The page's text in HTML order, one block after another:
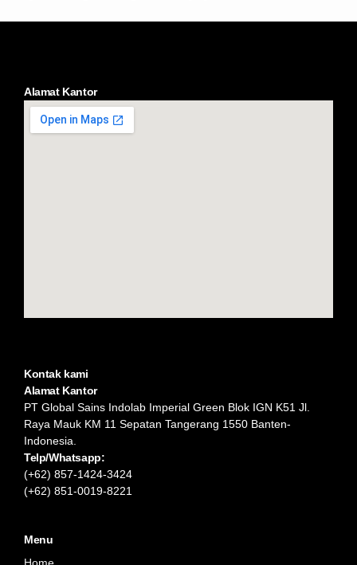
Alamat Kantor
Kontak kami
Alamat Kantor
PT Global Sains Indolab Imperial Green Blok IGN K51 Jl.
Raya Mauk KM 11 Sepatan Tangerang 1550 Banten-
Indonesia.
Telp/Whatsapp:
(+62) 857-1424-3424
(+62) 851-0019-8221​
Menu